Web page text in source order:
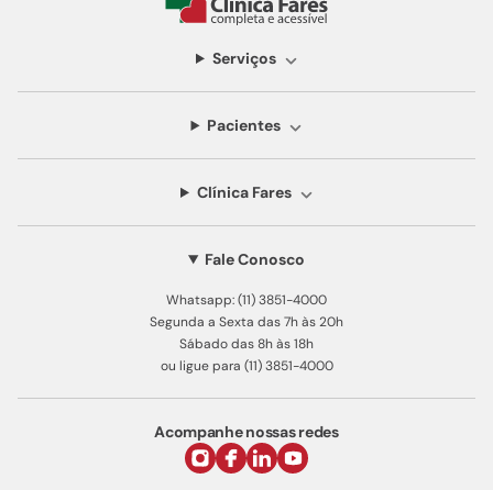
Serviços
Pacientes
Clínica Fares
Fale Conosco
Whatsapp: (11) 3851-4000
Segunda a Sexta das 7h às 20h
Sábado das 8h às 18h
ou ligue para (11) 3851-4000
Acompanhe nossas redes